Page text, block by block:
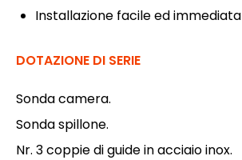
Installazione facile ed immediata
DOTAZIONE DI SERIE
Sonda camera.
Sonda spillone.
Nr. 3 coppie di guide in acciaio inox.